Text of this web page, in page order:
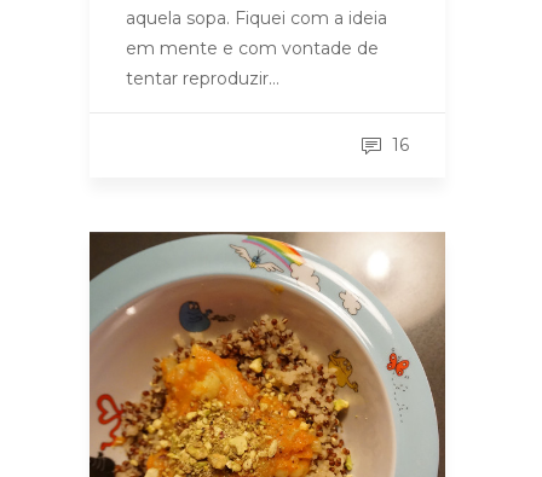
aquela sopa. Fiquei com a ideia
em mente e com vontade de
tentar reproduzir…
16